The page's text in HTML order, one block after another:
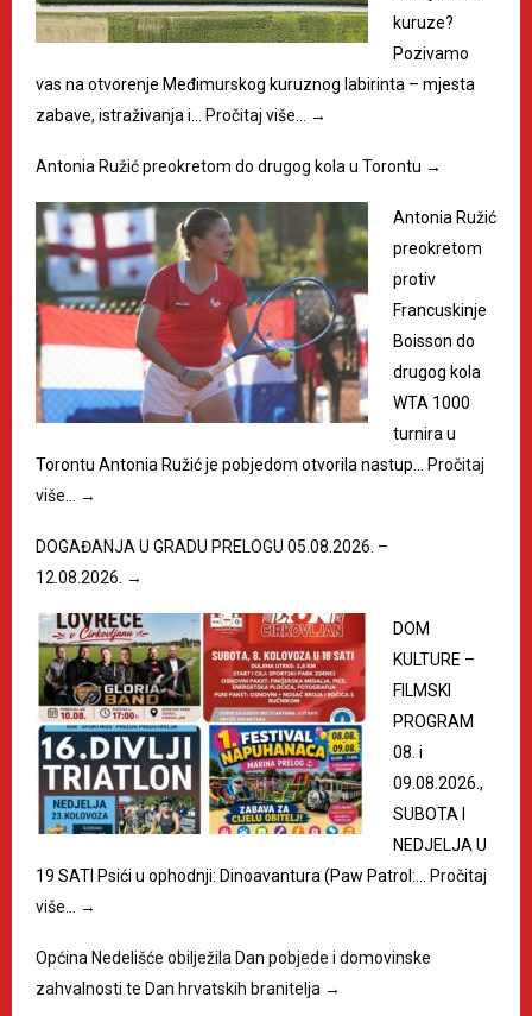
kuruze?
Pozivamo
vas na otvorenje Međimurskog kuruznog labirinta – mjesta
zabave, istraživanja i… Pročitaj više… →
Antonia Ružić preokretom do drugog kola u Torontu →
Antonia Ružić
preokretom
protiv
Francuskinje
Boisson do
drugog kola
WTA 1000
turnira u
Torontu Antonia Ružić je pobjedom otvorila nastup… Pročitaj
više…
→
DOGAĐANJA U GRADU PRELOGU 05.08.2026. –
12.08.2026. →
DOM
KULTURE –
FILMSKI
PROGRAM
08. i
09.08.2026.,
SUBOTA I
NEDJELJA U
19 SATI Psići u ophodnji: Dinoavantura (Paw Patrol:… Pročitaj
više…
→
Općina Nedelišće obilježila Dan pobjede i domovinske
zahvalnosti te Dan hrvatskih branitelja →